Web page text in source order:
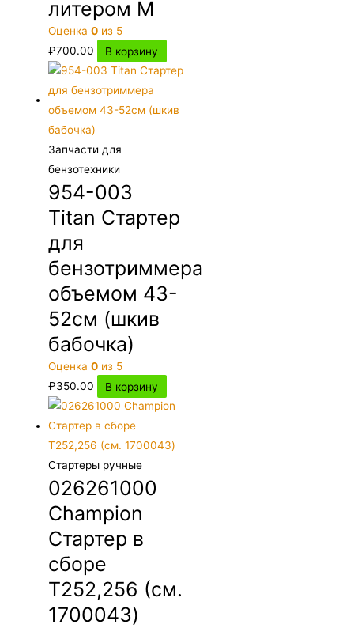
литером М
Оценка0 из 5
₽700.00 В корзину
Запчасти для
бензотехники
954-003
Titan Стартер
для
бензотриммера
объемом 43-
52см (шкив
бабочка)
Оценка0 из 5
₽350.00 В корзину
Стартеры ручные
026261000
Champion
Стартер в
сборе
T252,256 (см.
1700043)